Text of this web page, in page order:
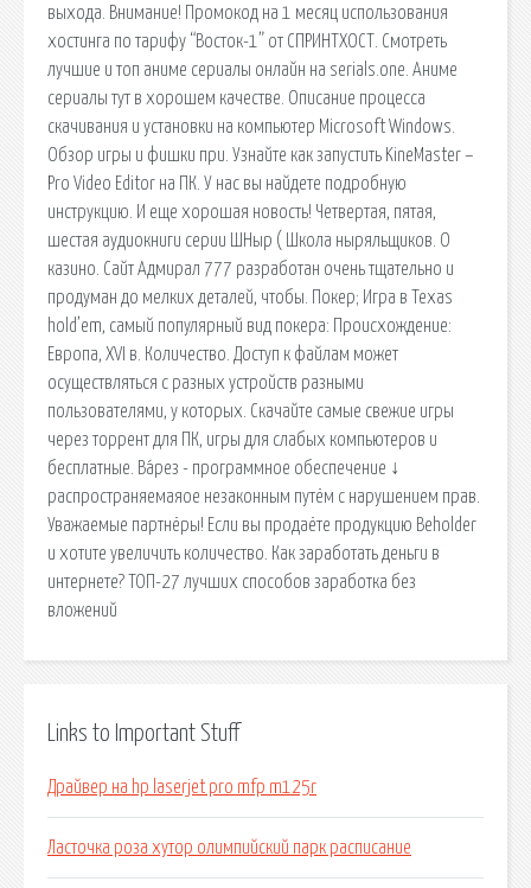
выхода. Внимание! Промокод на 1 месяц использования
хостинга по тарифу “Восток-1” от СПРИНТХОСТ. Смотреть
лучшие и топ аниме сериалы онлайн на serials.one. Аниме
сериалы тут в хорошем качестве. Описание процесса
скачивания и установки на компьютер Microsoft Windows.
Обзор игры и фишки при. Узнайте как запустить KineMaster –
Pro Video Editor на ПК. У нас вы найдете подробную
инструкцию. И еще хорошая новость! Четвертая, пятая,
шестая аудиокниги серии ШНыр ( Школа ныряльщиков. О
казино. Сайт Адмирал 777 разработан очень тщательно и
продуман до мелких деталей, чтобы. Покер; Игра в Texas
hold’em, самый популярный вид покера: Происхождение:
Европа, XVI в. Количество. Доступ к файлам может
осуществляться с разных устройств разными
пользователями, у которых. Скачайте самые свежие игры
через торрент для ПК, игры для слабых компьютеров и
бесплатные. Ва́рез - программное обеспечение ↓
распространяемаяое незаконным путём с нарушением прав.
Уважаемые партнёры! Если вы продаёте продукцию Beholder
и хотите увеличить количество. Как заработать деньги в
интернете? ТОП-27 лучших способов заработка без
вложений
Links to Important Stuff
Драйвер на hp laserjet pro mfp m125r
Ласточка роза хутор олимпийский парк расписание